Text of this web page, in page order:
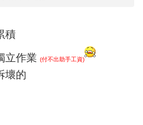
積
立作業 (付不出助手工資)
壞的